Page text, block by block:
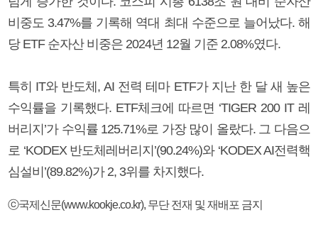
비중도 3.47%를 기록해 역대 최대 수준으로 늘어났다. 해
당 ETF 순자산 비중은 2024년 12월 기준 2.08%였다.
특히 IT와 반도체, AI 전력 테마 ETF가 지난 한 달 새 높은
수익률을 기록했다. ETF체크에 따르면 ‘TIGER 200 IT 레
버리지’가 수익률 125.71%로 가장 많이 올랐다. 그 다음으
로 ‘KODEX 반도체레버리지’(90.24%)와 ‘KODEX AI전력핵
심설비’(89.82%)가 2, 3위를 차지했다.
ⓒ국제신문(www.kookje.co.kr), 무단 전재 및 재배포 금지